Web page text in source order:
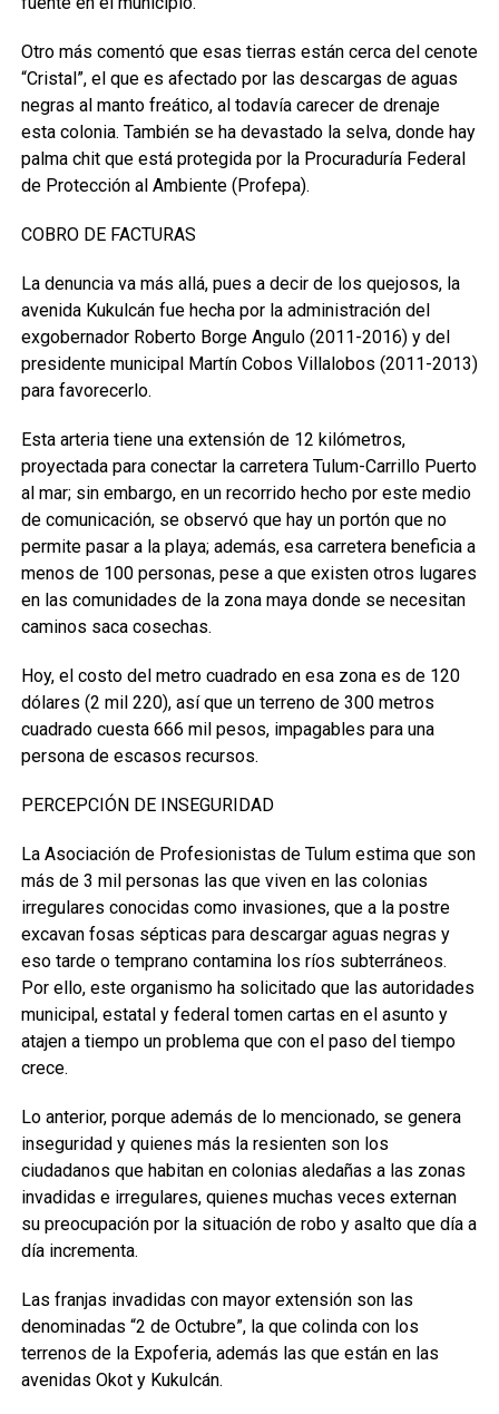
Otro más comentó que esas tierras están cerca del cenote
“Cristal”, el que es afectado por las descargas de aguas
negras al manto freático, al todavía carecer de drenaje
esta colonia. También se ha devastado la selva, donde hay
palma chit que está protegida por la Procuraduría Federal
de Protección al Ambiente (Profepa).
COBRO DE FACTURAS
La denuncia va más allá, pues a decir de los quejosos, la
avenida Kukulcán fue hecha por la administración del
exgobernador Roberto Borge Angulo (2011-2016) y del
presidente municipal Martín Cobos Villalobos (2011-2013)
para favorecerlo.
Esta arteria tiene una extensión de 12 kilómetros,
proyectada para conectar la carretera Tulum-Carrillo Puerto
al mar; sin embargo, en un recorrido hecho por este medio
de comunicación, se observó que hay un portón que no
permite pasar a la playa; además, esa carretera beneficia a
menos de 100 personas, pese a que existen otros lugares
en las comunidades de la zona maya donde se necesitan
caminos saca cosechas.
Hoy, el costo del metro cuadrado en esa zona es de 120
dólares (2 mil 220), así que un terreno de 300 metros
cuadrado cuesta 666 mil pesos, impagables para una
persona de escasos recursos.
PERCEPCIÓN DE INSEGURIDAD
La Asociación de Profesionistas de Tulum estima que son
más de 3 mil personas las que viven en las colonias
irregulares conocidas como invasiones, que a la postre
excavan fosas sépticas para descargar aguas negras y
eso tarde o temprano contamina los ríos subterráneos.
Por ello, este organismo ha solicitado que las autoridades
municipal, estatal y federal tomen cartas en el asunto y
atajen a tiempo un problema que con el paso del tiempo
crece.
Lo anterior, porque además de lo mencionado, se genera
inseguridad y quienes más la resienten son los
ciudadanos que habitan en colonias aledañas a las zonas
invadidas e irregulares, quienes muchas veces externan
su preocupación por la situación de robo y asalto que día a
día incrementa.
Las franjas invadidas con mayor extensión son las
denominadas “2 de Octubre”, la que colinda con los
terrenos de la Expoferia, además las que están en las
avenidas Okot y Kukulcán.